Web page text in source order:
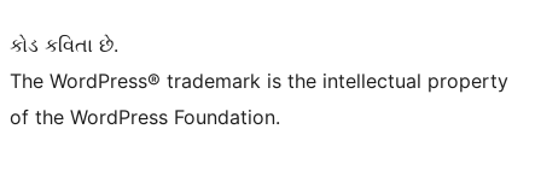
કોડ કવિતા છે.
The WordPress® trademark is the intellectual property
of the WordPress Foundation.